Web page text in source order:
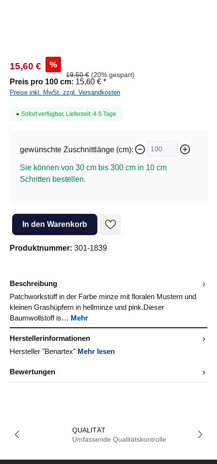
15,60 € %
19,50 € (20% gespart)
Preis pro 100 cm: 15,60 € *
Preise inkl. MwSt. zzgl. Versandkosten
Sofort verfügbar, Lieferzeit: 4-5 Tage
gewünschte Zuschnittlänge (cm):
Sie können von 30 cm bis 300 cm in 10 cm
Schritten bestellen.
Produkt Anzahl: Gib den gewünschten Wert ein oder benutze die
In den Warenkorb
Produktnummer: 301-1839
Beschreibung
Patchworkstoff in der Farbe minze mit floralen Mustern und
kleinen Grashüpfern in hellminze und pink.Dieser
Baumwollstoff is… Mehr
Herstellerinformationen
Hersteller "Benartex" Mehr lesen
Bewertungen
QUALITÄT
Umfassende Qualitätskontrolle